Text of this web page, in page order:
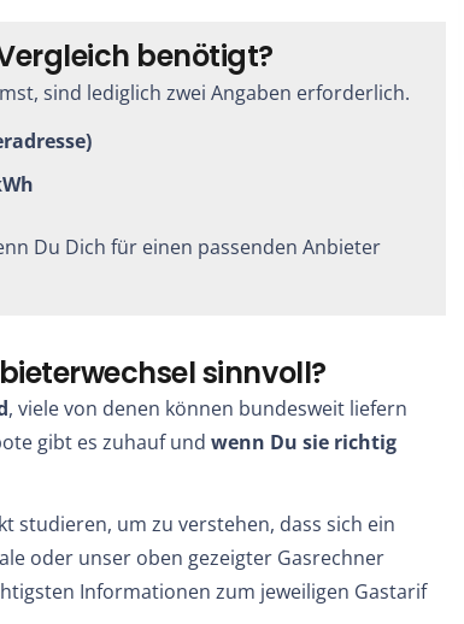
benötigt?
sind lediglich zwei Angaben erforderlich.
Du Dich für einen passenden Anbieter
sinnvoll?
, viele von denen können bundesweit liefern
gibt es zuhauf und wenn Du sie richtig
studieren, um zu verstehen, dass sich ein
oder unser oben gezeigter Gasrechner
Informationen zum jeweiligen Gastarif